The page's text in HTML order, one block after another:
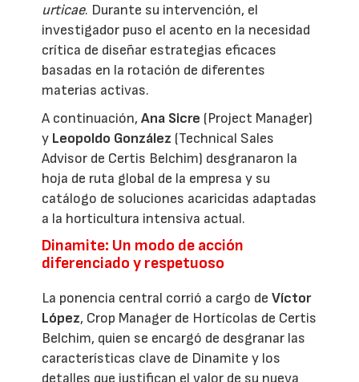
urticae. Durante su intervención, el
investigador puso el acento en la necesidad
crítica de diseñar estrategias eficaces
basadas en la rotación de diferentes
materias activas.
A continuación,Ana Sicre (Project Manager)
y Leopoldo González (Technical Sales
Advisor de Certis Belchim) desgranaron la
hoja de ruta global de la empresa y su
catálogo de soluciones acaricidas adaptadas
a la horticultura intensiva actual.
Dinamite: Un modo de acción
diferenciado y respetuoso
La ponencia central corrió a cargo deVíctor
López, Crop Manager de Hortícolas de Certis
Belchim, quien se encargó de desgranar las
características clave de Dinamite y los
detalles que justifican el valor de su nueva